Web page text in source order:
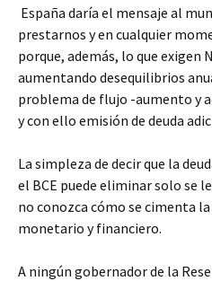
España daría el mensaje al
prestarnos y en cualquier
porque, además, lo que exigen
aumentando desequilibrios
problema de flujo -aumento y
y con ello emisión de deuda
La simpleza de decir que la
el BCE puede eliminar solo se
no conozca cómo se cimenta
monetario y financiero.
A ningún gobernador de la